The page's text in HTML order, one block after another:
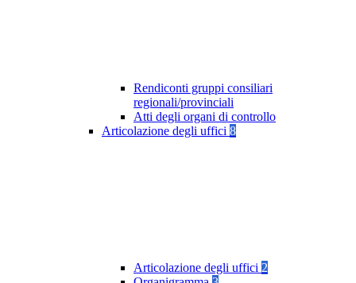
Rendiconti gruppi consiliari
regionali/provinciali
Atti degli organi di controllo
Articolazione degli uffici 8
Articolazione degli uffici 2